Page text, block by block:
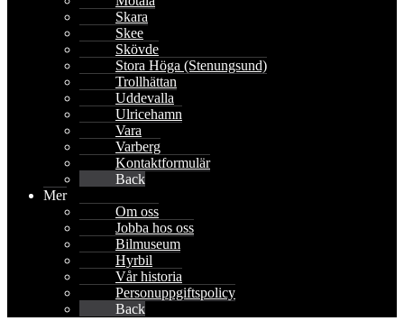
Skara
Skee
Skövde
Stora Höga (Stenungsund)
Trollhättan
Uddevalla
Ulricehamn
Vara
Varberg
Kontaktformulär
Back
Mer
Om oss
Jobba hos oss
Bilmuseum
Hyrbil
Vår historia
Personuppgiftspolicy
Back